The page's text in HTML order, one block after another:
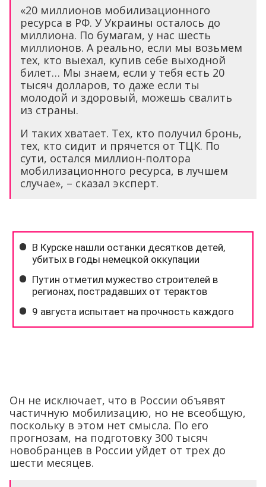
«20 миллионов мобилизационного
ресурса в РФ. У Украины осталось до
миллиона. По бумагам, у нас шесть
миллионов. А реально, если мы возьмем
тех, кто выехал, купив себе выходной
билет… Мы знаем, если у тебя есть 20
тысяч долларов, то даже если ты
молодой и здоровый, можешь свалить
из страны.
И таких хватает. Тех, кто получил бронь,
тех, кто сидит и прячется от ТЦК. По
сути, остался миллион-полтора
мобилизационного ресурса, в лучшем
случае», – сказал эксперт.
Он не исключает, что в России объявят
частичную мобилизацию, но не всеобщую,
поскольку в этом нет смысла. По его
прогнозам, на подготовку 300 тысяч
новобранцев в России уйдет от трех до
шести месяцев.